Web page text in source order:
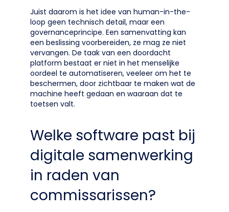
Juist daarom is het idee van human-in-the-
loop geen technisch detail, maar een
governanceprincipe. Een samenvatting kan
een beslissing voorbereiden, ze mag ze niet
vervangen. De taak van een doordacht
platform bestaat er niet in het menselijke
oordeel te automatiseren, veeleer om het te
beschermen, door zichtbaar te maken wat de
machine heeft gedaan en waaraan dat te
toetsen valt.
Welke software past bij
digitale samenwerking
in raden van
commissarissen?